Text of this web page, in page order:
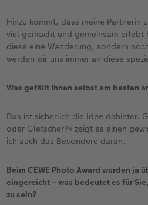
Hinzu kommt, dass meine Partnerin
viel gemacht und gemeinsam erlebt
diese eine Wanderung, sondern
werden wir uns immer an diese
Was gefällt Ihnen selbst am besten
Das ist sicherlich die Idee dahinter.
oder Gletscher?» zeigt es einen
ich auch das Besondere daran.
Beim CEWE Photo Award wurden ja
eingereicht – was bedeutet es für
zu sein?